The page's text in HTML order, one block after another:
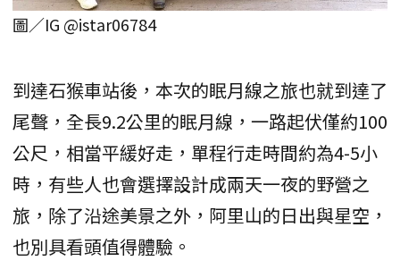
圖／IG @istar06784
到達石猴車站後，本次的眠月線之旅也就到達了
尾聲，全長9.2公里的眠月線，一路起伏僅約100
公尺，相當平緩好走，單程行走時間約為4-5小
時，有些人也會選擇設計成兩天一夜的野營之
旅，除了沿途美景之外，阿里山的日出與星空，
也別具看頭值得體驗。